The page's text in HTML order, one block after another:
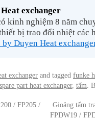
exchanger
kinh nghiệm 8 năm
bị trao đổi nhiệt các
by Duyen Heat
exchanger and tagged funke
spare part heat exchanger, tấm .
/ FP205 /
Gioăng tấm
FPDW19 /